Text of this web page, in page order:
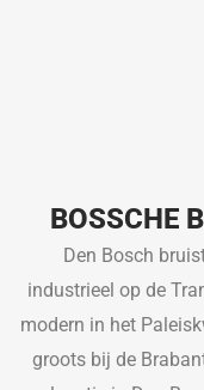
BOSSCHE
Den Bosch
industrieel op de
modern in het
groots bij de